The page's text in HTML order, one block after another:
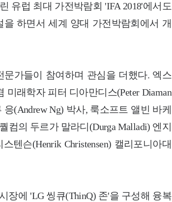
유럽 최대 가전박람회 'IFA 2018'에 서도
하면서 세계 양대 가전박람회 에서 개
가들이 참여하며 관심을 더했다. 엑스
미래학자 피터 디아만디스(Peter Diaman
(Andrew Ng) 박사, 룩소프트 앨빈 바케
컴의 두르가 말라디(Durga Malladi) 엔지
스텐슨(Henrik Christensen) 캘리포니아대
장에 'LG 씽큐(ThinQ) 존'을 구성해 융복